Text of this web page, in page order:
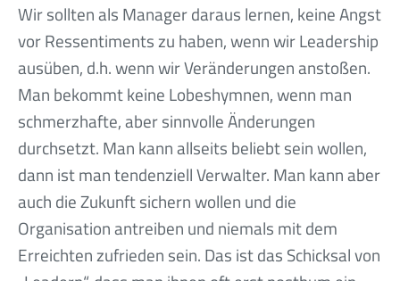
Wir sollten als Manager daraus lernen, keine Angst
vor Ressentiments zu haben, wenn wir Leadership
ausüben, d.h. wenn wir Veränderungen anstoßen.
Man bekommt keine Lobeshymnen, wenn man
schmerzhafte, aber sinnvolle Änderungen
durchsetzt. Man kann allseits beliebt sein wollen,
dann ist man tendenziell Verwalter. Man kann aber
auch die Zukunft sichern wollen und die
Organisation antreiben und niemals mit dem
Erreichten zufrieden sein. Das ist das Schicksal von